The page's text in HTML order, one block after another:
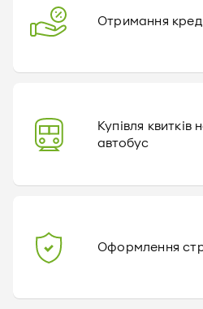
Отримання
Купівля квитків
автобус
Оформлення